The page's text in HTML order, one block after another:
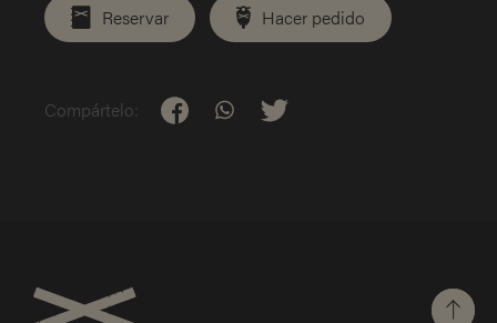
Compártelo:
Reservar Hacer pedido